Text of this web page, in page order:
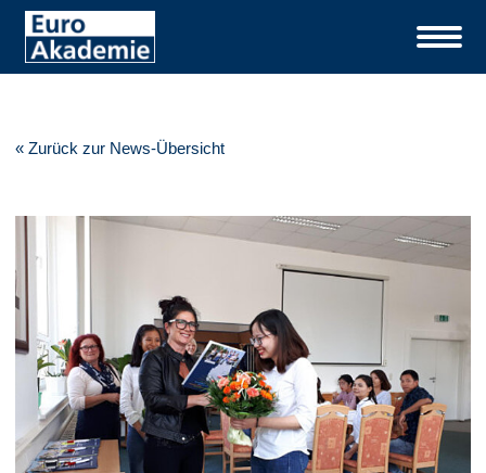
« Zurück zur News-Übersicht